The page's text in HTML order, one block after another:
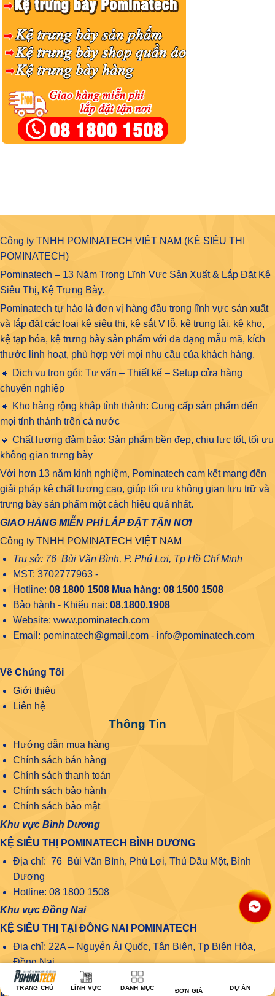
Công ty TNHH POMINATECH VIỆT NAM (KỆ SIÊU THỊ
POMINATECH)
Pominatech – 13 Năm Trong Lĩnh Vực Sản Xuất & Lắp Đặt Kệ
Siêu Thị, Kệ Trưng Bày.
Pominatech tự hào là đơn vị hàng đầu trong lĩnh vực sản xuất
và lắp đặt các loại kệ siêu thị, kệ sắt V lỗ, kệ trung tải, kệ kho,
kệ tạp hóa, kệ trưng bày sản phẩm với đa dạng mẫu mã, kích
thước linh hoạt, phù hợp với mọi nhu cầu của khách hàng.
🔹 Dịch vụ trọn gói: Tư vấn – Thiết kế – Setup cửa hàng
chuyên nghiệp
🔹 Kho hàng rộng khắp tỉnh thành: Cung cấp sản phẩm đến
mọi tỉnh thành trên cả nước
🔹 Chất lượng đảm bảo: Sản phẩm bền đẹp, chịu lực tốt, tối ưu
không gian trưng bày
Với hơn 13 năm kinh nghiệm, Pominatech cam kết mang đến
giải pháp kệ chất lượng cao, giúp tối ưu không gian lưu trữ và
trưng bày sản phẩm một cách hiệu quả nhất.
GIAO HÀNG MIỄN PHÍ LẮP ĐẶT TẬN NƠI
Công ty TNHH POMINATECH VIỆT NAM
Trụ sở: 76 Bùi Văn Bình, P. Phú Lợi, Tp Hồ Chí Minh
MST: 3702777963 -
Hotline: 08 1800 1508Mua hàng: 08 1500 1508
Bảo hành - Khiếu nại: 08.1800.1908
Website: www.pominatech.com
Email: pominatech@gmail.com - info@pominatech.com
Về Chúng Tôi
Giới thiệu
Liên hệ
Thông Tin
Hướng dẫn mua hàng
Chính sách bán hàng
Chính sách thanh toán
Chính sách bảo hành
Chính sách bảo mật
Khu vực Bình Dương
KỆ SIÊU THỊ POMINATECH BÌNH DƯƠNG
Địa chỉ: 76 Bùi Văn Bình, Phú Lợi, Thủ Dầu Một, Bình
Dương
Hotline: 08 1800 1508
Khu vực Đồng Nai
KỆ SIÊU THỊ TẠI ĐỒNG NAI POMINATECH
Địa chỉ: 22A – Nguyễn Ái Quốc, Tân Biên, Tp Biên Hòa,
Đồng Nai
Số điện thoại: 08.1800.1508
TRANG CHỦ LĨNH VỰC DANH MỤC ĐƠN GIÁ DỰ ÁN